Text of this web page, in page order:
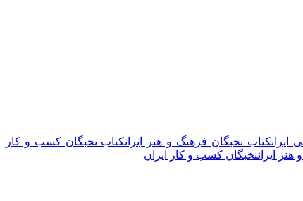
ایرانکتاب نخبگان فرهنگ و هنر ایرانکتاب نخبگان کسب و کار
ایراننخبگان کسب و کار ایران